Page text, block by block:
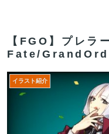
まう・・・・
【FGO】アズライー
クレメンス。アサシン
うこと？
市場総崩れで資金源
【FGO】プレラ
Fate/
イラスト紹介